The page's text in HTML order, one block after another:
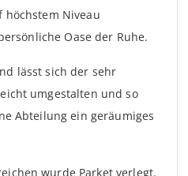
höchstem Niveau
Oase der Ruhe.
lässt sich der sehr
umgestalten und so
Abteilung ein geräumiges
wurde Parket verlegt.